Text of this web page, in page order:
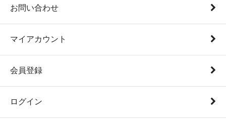
お問い合わせ
マイアカウント
会員登録
ログイン